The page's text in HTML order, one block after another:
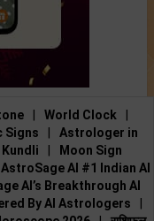
World Clock
Signs
Astrologer in
Kundli
Moon Sign
AstroSage AI #1 Indian AI
AI’s Breakthrough AI
By AI Astrologers